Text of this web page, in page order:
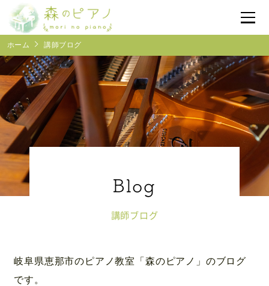
受付時間
10:00~17:00
体験レッスン予約
森のピアノについて
レッスン紹介
アクセス
ホーム 講師ブログ
講師ブログ
岐阜県恵那市のピアノ教室「森のピアノ」のブログ
です。